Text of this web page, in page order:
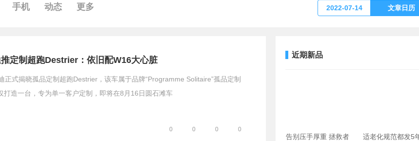
手机 动态 更多 2022-07-14 文章日历
定制超跑Destrier：依旧配W16大心脏
正式揭晓孤品定制超跑Destrier，该车属于品牌“Programme Solitaire”孤品定制
打造一台，专为单一客户定制，即将在8月16日圆石滩车
0 0 0 0
近期新品
告别压手厚重 拯救者 适老化规范都发5